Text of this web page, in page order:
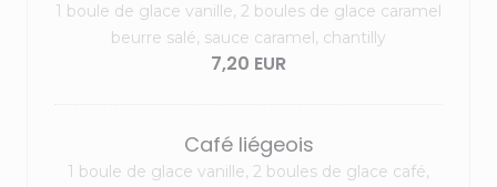
1 boule de glace vanille, 2 boules de glace caramel
beurre salé, sauce caramel, chantilly
7,20 EUR
Café liégeois
1 boule de glace vanille, 2 boules de glace café,